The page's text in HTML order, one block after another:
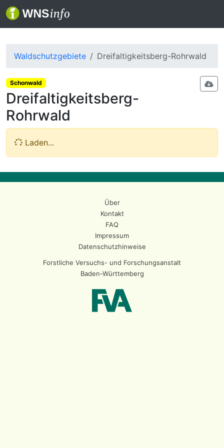
Waldschutzgebiete Dreifaltigkeitsberg-Rohrwald
Schonwald
Dreifaltigkeitsberg-
Rohrwald
Laden...
Über
Kontakt
FAQ
Impressum
Datenschutzhinweise
Forstliche Versuchs- und Forschungsanstalt
Baden-Württemberg